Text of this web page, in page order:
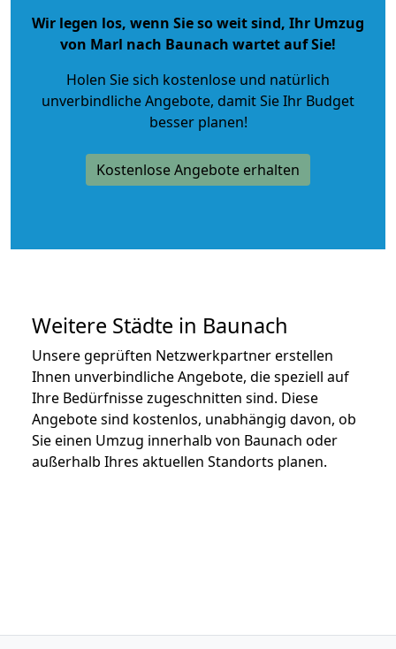
Wir legen los, wenn Sie so weit sind, Ihr Umzug
von Marl nach Baunach wartet auf Sie!
Holen Sie sich kostenlose und natürlich
unverbindliche Angebote, damit Sie Ihr Budget
besser planen!
Kostenlose Angebote erhalten
Weitere Städte in Baunach
Unsere geprüften Netzwerkpartner erstellen
Ihnen unverbindliche Angebote, die speziell auf
Ihre Bedürfnisse zugeschnitten sind. Diese
Angebote sind kostenlos, unabhängig davon, ob
Sie einen Umzug innerhalb von Baunach oder
außerhalb Ihres aktuellen Standorts planen.